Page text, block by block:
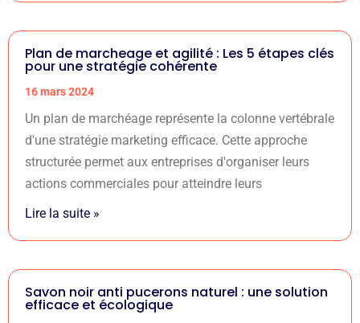
Plan de marcheage et agilité : Les 5 étapes clés
pour une stratégie cohérente
16 mars 2024
Un plan de marchéage représente la colonne vertébrale
d'une stratégie marketing efficace. Cette approche
structurée permet aux entreprises d'organiser leurs
actions commerciales pour atteindre leurs
Lire la suite »
Savon noir anti pucerons naturel : une solution
efficace et écologique